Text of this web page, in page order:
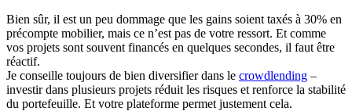
Bien sûr, il est un peu dommage que les gains soient taxés à 30% en
précompte mobilier, mais ce n’est pas de votre ressort. Et comme
vos projets sont souvent financés en quelques secondes, il faut être
réactif.
Je conseille toujours de bien diversifier dans le crowdlending –
investir dans plusieurs projets réduit les risques et renforce la stabilité
du portefeuille. Et votre plateforme permet justement cela.